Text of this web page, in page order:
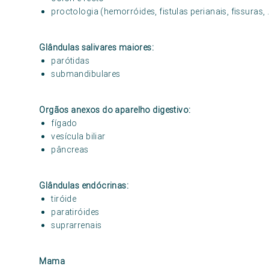
proctologia (hemorróides, fistulas perianais, fissuras,
Glândulas salivares maiores:
parótidas
submandibulares
Orgãos anexos do aparelho digestivo:
fígado
vesícula biliar
pâncreas
Glândulas endócrinas:
tiróide
paratiróides
suprarrenais
Mama